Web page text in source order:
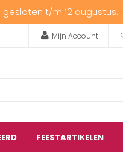
gesloten t/m 12 augustus.
Mijn Account
FEESTARTIKELEN